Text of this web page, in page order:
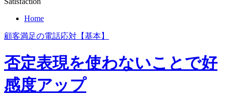
Home
顧客満足の電話応対【基本】
否定表現を使わないことで好
感度アップ